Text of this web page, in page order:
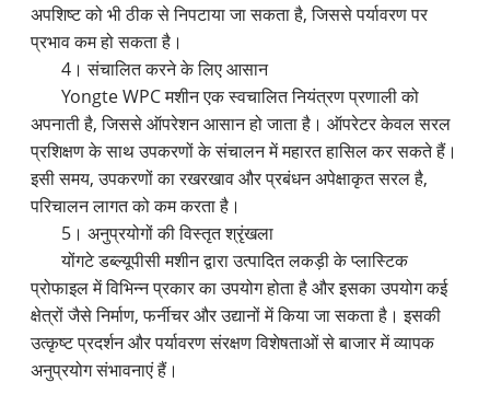
अपशिष्ट को भी ठीक से निपटाया जा सकता है, जिससे पर्यावरण पर
प्रभाव कम हो सकता है।
4। संचालित करने के लिए आसान
Yongte WPC मशीन एक स्वचालित नियंत्रण प्रणाली को
अपनाती है, जिससे ऑपरेशन आसान हो जाता है। ऑपरेटर केवल सरल
प्रशिक्षण के साथ उपकरणों के संचालन में महारत हासिल कर सकते हैं।
इसी समय, उपकरणों का रखरखाव और प्रबंधन अपेक्षाकृत सरल है,
परिचालन लागत को कम करता है।
5। अनुप्रयोगों की विस्तृत श्रृंखला
योंगटे डब्ल्यूपीसी मशीन द्वारा उत्पादित लकड़ी के प्लास्टिक
प्रोफाइल में विभिन्न प्रकार का उपयोग होता है और इसका उपयोग कई
क्षेत्रों जैसे निर्माण, फर्नीचर और उद्यानों में किया जा सकता है। इसकी
उत्कृष्ट प्रदर्शन और पर्यावरण संरक्षण विशेषताओं से बाजार में व्यापक
अनुप्रयोग संभावनाएं हैं।